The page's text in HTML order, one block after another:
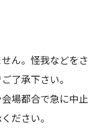
ん。怪我などをさ
了承下さい。
場都合で急に中止
ださい。